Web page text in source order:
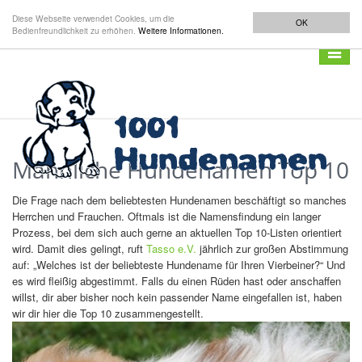
OK
Diese Webseite verwendet Cookies, um die
Bedienfreundlichkeit zu erhöhen. Weitere Informationen.
Männliche Hundenamen Top 10
Die Frage nach dem beliebtesten Hundenamen beschäftigt so manches
Herrchen und Frauchen. Oftmals ist die Namensfindung ein langer
Prozess, bei dem sich auch gerne an aktuellen Top 10-Listen orientiert
wird. Damit dies gelingt, ruft Tasso e.V. jährlich zur großen Abstimmung
auf: „Welches ist der beliebteste Hundename für Ihren Vierbeiner?“ Und
es wird fleißig abgestimmt. Falls du einen Rüden hast oder anschaffen
willst, dir aber bisher noch kein passender Name eingefallen ist, haben
wir dir hier die Top 10 zusammengestellt.